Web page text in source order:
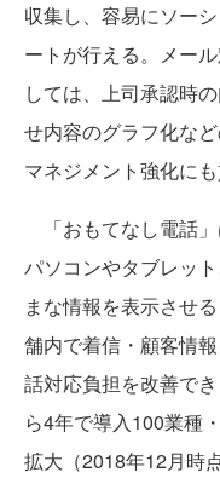
収集し、容易にソー
ートが行える。メー
しては、上司承認時
せ内容のグラフ化な
マネジメント強化にも
「おもてなし電話
パソコンやタブレッ
まな情報を表示させ
舗内で着信・顧客情
話対応負担を改善で
ら4年で導入100業種
拡大（2018年12月時